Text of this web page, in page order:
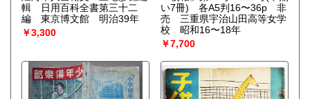
輯 日用百科全書第三十二
編 東京博文館 明治39年
￥3,300
い7冊) 各A5判16〜36p 非
売 三重県宇治山田高等女学
校 昭和16〜18年
￥7,700